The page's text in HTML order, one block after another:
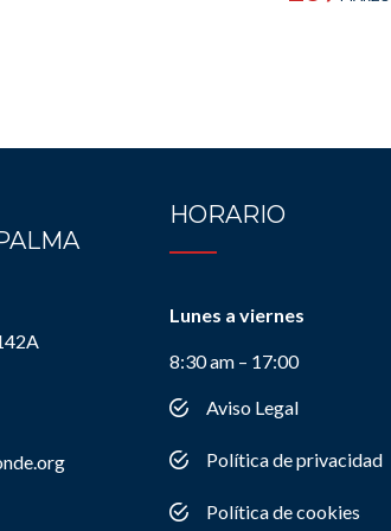
HORARIO
Lunes a viernes
8:30 am – 17:00
Aviso Legal
Política de privacidad
Política de cookies